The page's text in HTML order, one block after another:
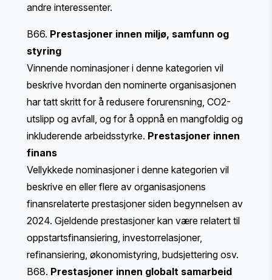
andre interessenter.
B66. Prestasjoner innen miljø, samfunn og
styring
Vinnende nominasjoner i denne kategorien vil
beskrive hvordan den nominerte organisasjonen
har tatt skritt for å redusere forurensning, CO2-
utslipp og avfall, og for å oppnå en mangfoldig og
inkluderende arbeidsstyrke. Prestasjoner innen
finans
Vellykkede nominasjoner i denne kategorien vil
beskrive en eller flere av organisasjonens
finansrelaterte prestasjoner siden begynnelsen av
2024. Gjeldende prestasjoner kan være relatert til
oppstartsfinansiering, investorrelasjoner,
refinansiering, økonomistyring, budsjettering osv.
B68. Prestasjoner innen globalt samarbeid